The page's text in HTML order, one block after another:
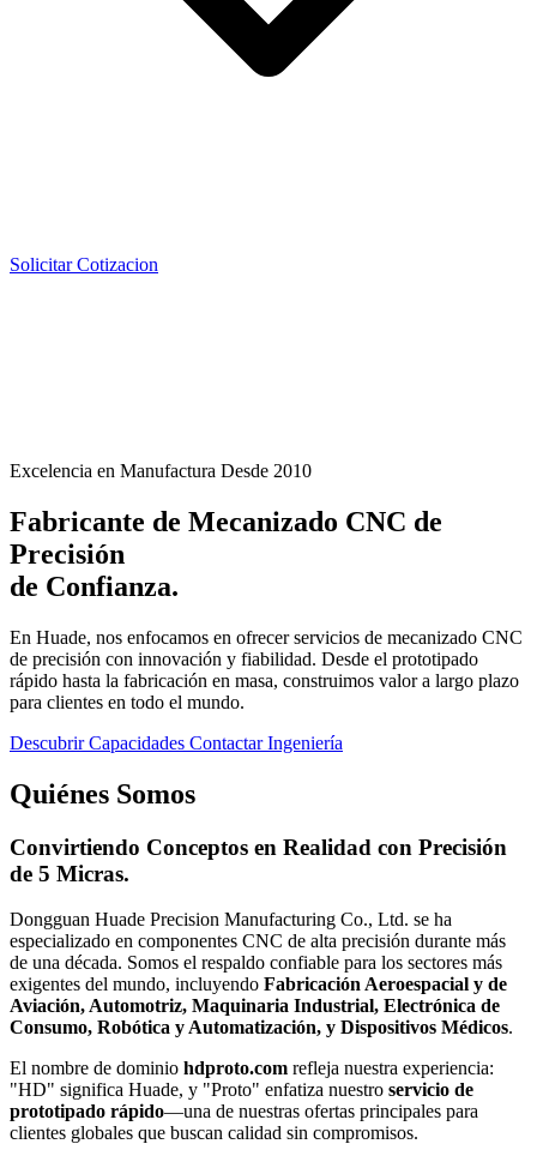
Solicitar Cotizacion
Excelencia en Manufactura Desde 2010
Fabricante de Mecanizado CNC de
Precisión
de Confianza.
En Huade, nos enfocamos en ofrecer servicios de mecanizado CNC
de precisión con innovación y fiabilidad. Desde el prototipado
rápido hasta la fabricación en masa, construimos valor a largo plazo
para clientes en todo el mundo.
Descubrir Capacidades Contactar Ingeniería
Quiénes Somos
Convirtiendo Conceptos en Realidad con Precisión
de 5 Micras.
Dongguan Huade Precision Manufacturing Co., Ltd. se ha
especializado en componentes CNC de alta precisión durante más
de una década. Somos el respaldo confiable para los sectores más
exigentes del mundo, incluyendo Fabricación Aeroespacial y de
Aviación, Automotriz, Maquinaria Industrial, Electrónica de
Consumo, Robótica y Automatización, y Dispositivos Médicos.
El nombre de dominio hdproto.com refleja nuestra experiencia:
"HD" significa Huade, y "Proto" enfatiza nuestro servicio de
prototipado rápido—una de nuestras ofertas principales para
clientes globales que buscan calidad sin compromisos.